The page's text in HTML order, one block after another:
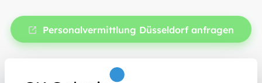
Personalvermittlung Düsseldorf anfragen